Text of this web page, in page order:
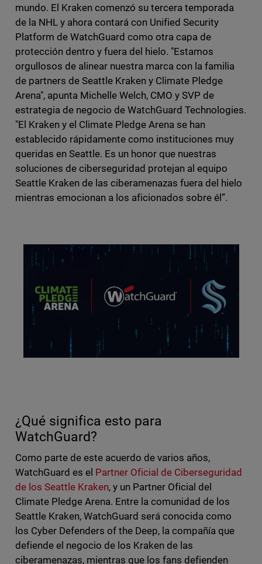
mundo. El Kraken comenzó su tercera temporada
de la NHL y ahora contará con Unified Security
Platform de WatchGuard como otra capa de
protección dentro y fuera del hielo. "Estamos
orgullosos de alinear nuestra marca con la familia
de partners de Seattle Kraken y Climate Pledge
Arena", apunta Michelle Welch, CMO y SVP de
estrategia de negocio de WatchGuard Technologies.
"El Kraken y el Climate Pledge Arena se han
establecido rápidamente como instituciones muy
queridas en Seattle. Es un honor que nuestras
soluciones de ciberseguridad protejan al equipo
Seattle Kraken de las ciberamenazas fuera del hielo
mientras emocionan a los aficionados sobre él”.
¿Qué significa esto para
WatchGuard?
Como parte de este acuerdo de varios años,
WatchGuard es el Partner Oficial de Ciberseguridad
de los Seattle Kraken, y un Partner Oficial del
Climate Pledge Arena. Entre la comunidad de los
Seattle Kraken, WatchGuard será conocida como
los Cyber Defenders of the Deep, la compañía que
defiende el negocio de los Kraken de las
ciberamenazas, mientras que los fans defienden